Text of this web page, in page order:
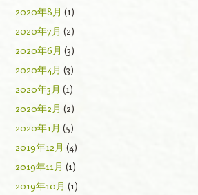
2020年8月 (1)
2020年7月 (2)
2020年6月 (3)
2020年4月 (3)
2020年3月 (1)
2020年2月 (2)
2020年1月 (5)
2019年12月 (4)
2019年11月 (1)
2019年10月 (1)